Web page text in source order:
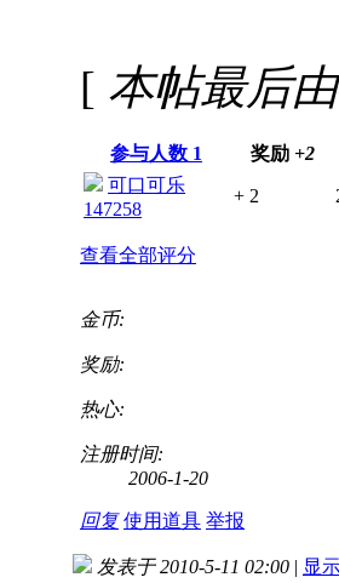
[ 本帖最后
参与人数 1 奖励 +2
可口可乐
147258
+ 2
查看全部评分
金币:
奖励:
热心:
注册时间:
2006-1-20
回复 使用道具 举报
发表于 2010-5-11 02:00 | 显